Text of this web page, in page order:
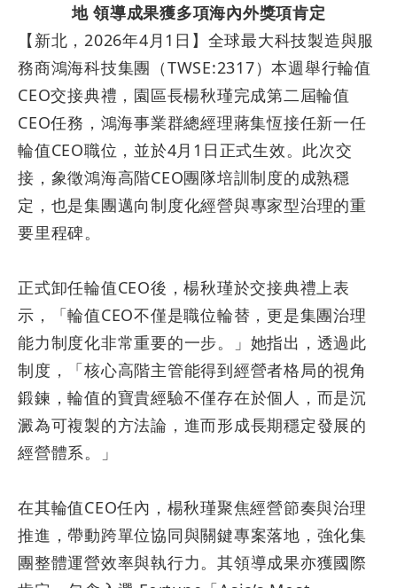
地 領導成果獲多項海內外獎項肯定
【新北， 2026年4月 1 日】全球最大科技製造與服
務商鴻海科技集團（TWSE:2317）本週舉行輪值
CEO交接典禮，園區長楊秋瑾完成第二屆輪值
CEO任務，鴻海事業群總經理蔣集恆接任新一任
輪值CEO職位，並於4月 1 日正式生效。此次交
接，象徵鴻海高階CEO團隊培訓制度的成熟穩
定，也是集團邁向制度化經營與專家型治理的重
要里程碑。
正式卸任輪值CEO後，楊秋瑾於交接典禮上表
示，「輪值CEO不僅是職位輪替，更是集團治理
能力制度化非常重要的一步。」她指出，透過此
制度，「核心高階主管能得到經營者格局的視角
鍛鍊，輪值的寶貴經驗不僅存在於個人，而是沉
澱為可複製的方法論，進而形成長期穩定發展的
經營體系。」
在其輪值CEO任內，楊秋瑾聚焦經營節奏與治理
推進，帶動跨單位協同與關鍵專案落地，強化集
團整體運營效率與執行力。其領導成果亦獲國際